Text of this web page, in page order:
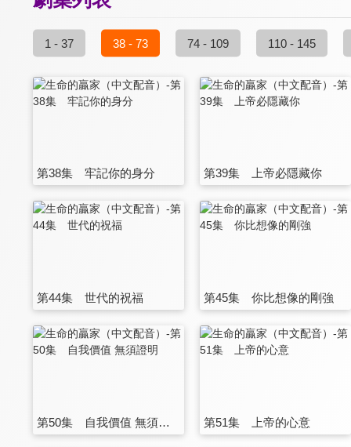
1 - 37 38 - 73 74 - 109 110 - 145
第38集 牢記你的身分 第39集 上帝必隱藏你
第44集 世代的祝福 第45集 你比想像的剛強
第50集 自我價值 無須證明 第51集 上帝的心意